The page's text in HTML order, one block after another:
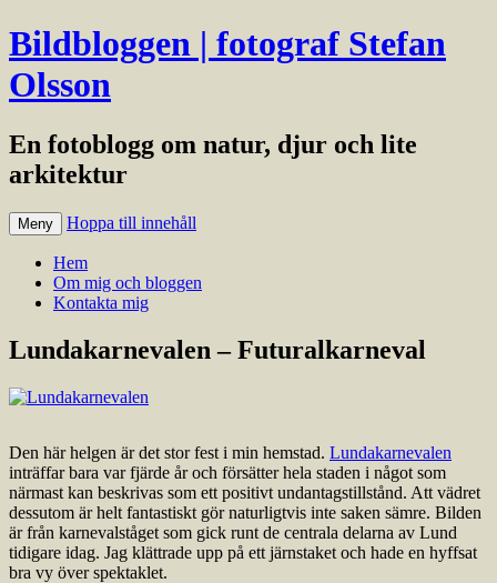
Bildbloggen | fotograf Stefan
Olsson
En fotoblogg om natur, djur och lite
arkitektur
Meny Hoppa till innehåll
Hem
Om mig och bloggen
Kontakta mig
Lundakarnevalen – Futuralkarneval
Den här helgen är det stor fest i min hemstad. Lundakarnevalen
inträffar bara var fjärde år och försätter hela staden i något som
närmast kan beskrivas som ett positivt undantagstillstånd. Att vädret
dessutom är helt fantastiskt gör naturligtvis inte saken sämre. Bilden
är från karnevalståget som gick runt de centrala delarna av Lund
tidigare idag. Jag klättrade upp på ett järnstaket och hade en hyffsat
bra vy över spektaklet.